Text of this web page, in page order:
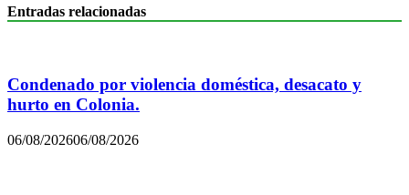
Entradas relacionadas
Condenado por violencia doméstica, desacato y
hurto en Colonia.
06/08/202606/08/2026